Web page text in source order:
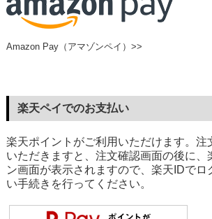
Amazon Pay（アマゾンペイ）>>
楽天ペイでのお支払い
楽天ポイントがご利用いただけます。注
いただきますと、注文確認画面の後に、
ン画面が表示されますので、楽天IDでロ
い手続きを行ってください。